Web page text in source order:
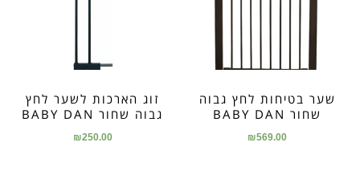
שער בטיחות לחץ גבוה
שחור BABY DAN
₪569.00
זוג הארכות לשער לחץ
גבוה שחור BABY DAN
₪250.00